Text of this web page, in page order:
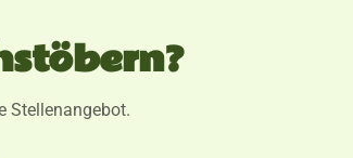
Stellenangebot.